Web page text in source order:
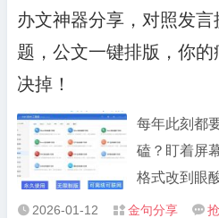
心、诚心、
7.关注重视
来、赢得未来。 8.把胸怀远
踏实地奋斗
与做好当前工作
要有埋头苦
头，更要有
答卷”。 6.唯有“咬定目标不放松”方能行
稳致远、唯
事兴业。 7.以“挖山不止”的决心攻坚发
展难题，以“
办文神器分享，对照发
题，公文一键排版，你
决掉！
每年此刻都
磕？盯着屏
格式改到眼
味？整理了
 2026-01-12  金句分享 